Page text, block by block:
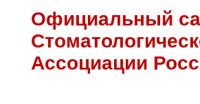
Официальный
Ассоциации